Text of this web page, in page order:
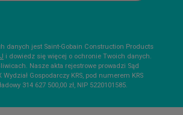
danych jest Saint-Gobain Construction Products
i dowiedz się więcej o ochronie Twoich danych.
Nasze akta rejestrowe prowadzi Sąd
Wydział Gospodarczy KRS, pod numerem KRS
314 627 500,00 zł, NIP 5220101585.